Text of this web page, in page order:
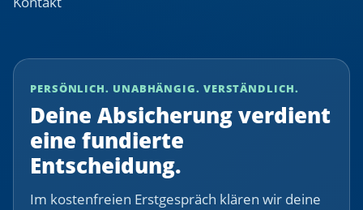
PERSÖNLICH. UNABHÄNGIG. VERSTÄNDLICH.
Deine Absicherung verdient
eine fundierte
Entscheidung.
Im kostenfreien Erstgespräch klären wir deine